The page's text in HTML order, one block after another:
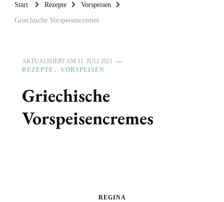
Start Rezepte Vorspeisen
Griechische Vorspeisencremes
AKTUALISIERT AM 11. JULI 2021
REZEPTE
VORSPEISEN
Griechische
Vorspeisencremes
REGINA